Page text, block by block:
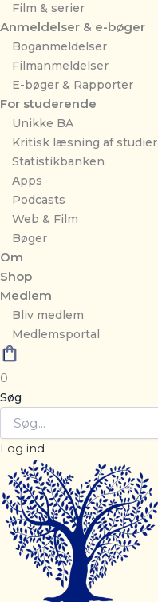
Film & serier
Anmeldelser & e-bøger
Boganmeldelser
Filmanmeldelser
E-bøger & Rapporter
For studerende
Unikke BA
Kritisk læsning af studier
Statistikbanken
Apps
Podcasts
Web & Film
Bøger
Om
Shop
Medlem
Bliv medlem
Medlemsportal
0
Søg
Log ind